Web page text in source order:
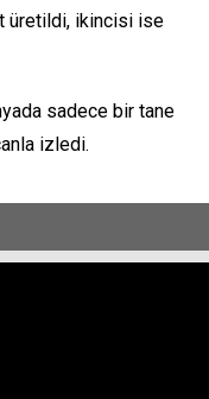
üretildi, ikincisi ise
sadece bir tane
izledi.